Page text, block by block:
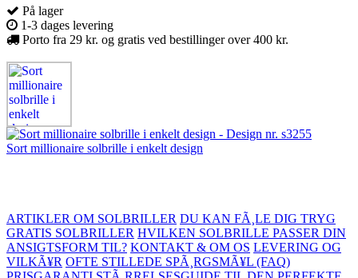
På lager
1-3 dages levering
Porto fra 29 kr. og gratis ved bestillinger over 400 kr.
Sort millionaire solbrille i enkelt design
ARTIKLER OM SOLBRILLER DU KAN FÃ¸LE DIG TRYG
GRATIS SOLBRILLER HVILKEN SOLBRILLE PASSER DIN
ANSIGTSFORM TIL? KONTAKT & OM OS LEVERING OG
VILKÃ¥R OFTE STILLEDE SPÃ¸RGSMÃ¥L (FAQ)